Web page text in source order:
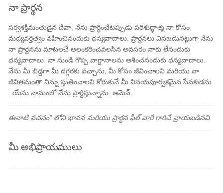
నా ప్రార్థన
సర్వశక్తిమంతుడైన దేవా, నేను ప్రార్థించేటప్పుడు పరిశుద్ధాత్మ నా కోసం
మధ్యవర్తిత్వం వహించినందుకు ధన్యవాదాలు. ప్రార్థనలు వినబడునట్లుగా నేను
నా ప్రార్ధనను మాటలచే అలంకరించవలసిన అవసరం నాకు లేనందుకు
ధన్యవాదాలు. నా నుండి గొప్ప వాగ్దానాలను ఆశించనందుకు ధన్యవాదాలు.
నేను మీ బిడ్డగా మీ దగ్గరకు వచ్చాను, మీ కోసం జీవించాలని మరియు నా
జీవితమంతా నిన్ను స్తుతించాలని కోరుకునే మీ వినయపూర్వకమైన సేవకుడను
. యేసు నామంలో నేను ప్రార్థిస్తున్నాను. ఆమెన్.
ఈనాటి వచనం" లోని భావన మరియు ప్రార్థన ఫీల్ వారే గారిచే వ్రాయబడినవి.
మీ అభిప్రాయములు